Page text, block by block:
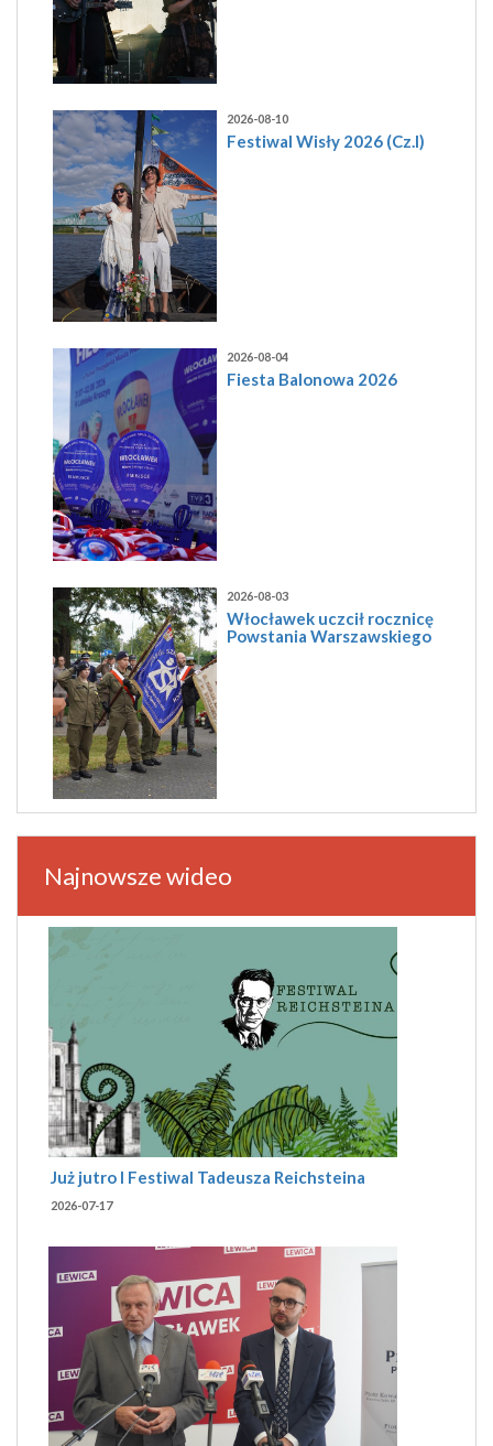
2026-08-10
Festiwal Wisły 2026 (Cz.I)
2026-08-04
Fiesta Balonowa 2026
2026-08-03
Włocławek uczcił rocznicę
Powstania Warszawskiego
Najnowsze wideo
Już jutro I Festiwal Tadeusza Reichsteina
2026-07-17